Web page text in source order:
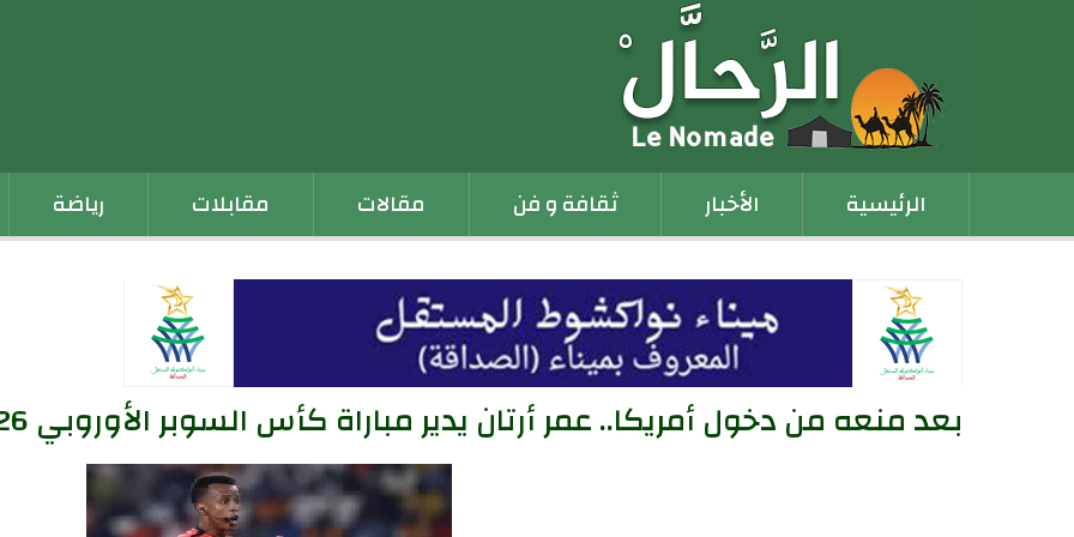
Main
navigation
الرئيسية الأخبار ثقافة و فن مقالات مقابلات رياضة
بعد منعه من دخول أمريكا.. عمر أرتان يدير مباراة كأس السوبر الأوروبي 2026